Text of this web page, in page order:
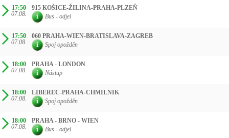
17:50
07.08.
915 KOŠICE-ŽILINA-PRAHA-PLZEŇ
Bus - odjel
17:50
07.08.
060 PRAHA-WIEN-BRATISLAVA-ZAGREB
Spoj opožděn
18:00
07.08.
PRAHA - LONDON
Nástup
18:00
07.08.
LIBEREC-PRAHA-CHMILNIK
Spoj opožděn
18:00
07.08.
PRAHA - BRNO - WIEN
Bus - odjel